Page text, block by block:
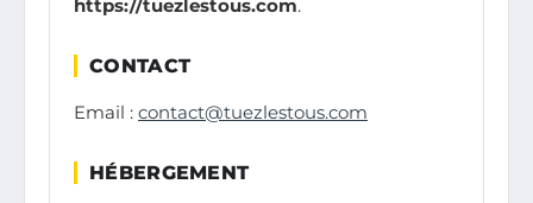
https://tuezlestous.com.
CONTACT
Email : contact@tuezlestous.com
HÉBERGEMENT